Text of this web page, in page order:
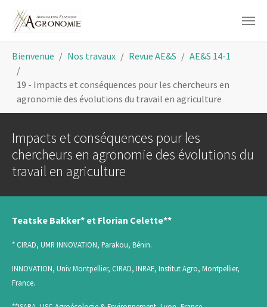
Bienvenue Nos travaux Revue AE&S AE&S 14-1
19 - Impacts et conséquences pour les chercheurs en
agronomie des évolutions du travail en agriculture
Impacts et conséquences pour les
chercheurs en agronomie des évolutions du
travail en agriculture
Teatske Bakker* et Florian Celette**
* CIRAD, UMR INNOVATION, Parakou, Bénin.
INNOVATION, Univ Montpellier, CIRAD, INRAE, Institut Agro, Montpellier,
France.